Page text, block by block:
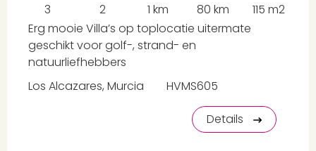
3 2 1 km 80 km
115 m2
Erg mooie Villa’s op toplocatie uitermate
geschikt voor golf-, strand- en
natuurliefhebbers
Los Alcazares, Murcia
HVMS605
Details